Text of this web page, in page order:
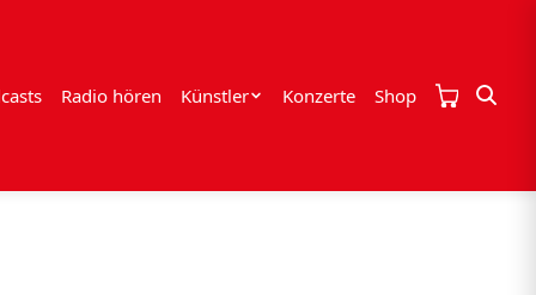
Radio hören Künstler Konzerte Shop